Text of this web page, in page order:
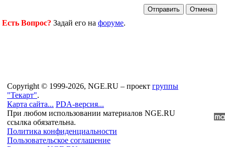
Есть Вопрос? Задай его на форуме.
Copyright © 1999-2026, NGE.RU – проект группы
"Текарт".
Карта сайта... PDA-версия...
При любом использовании материалов NGE.RU
ссылка обязательна.
Политика конфиденциальности
Пользовательское соглашение